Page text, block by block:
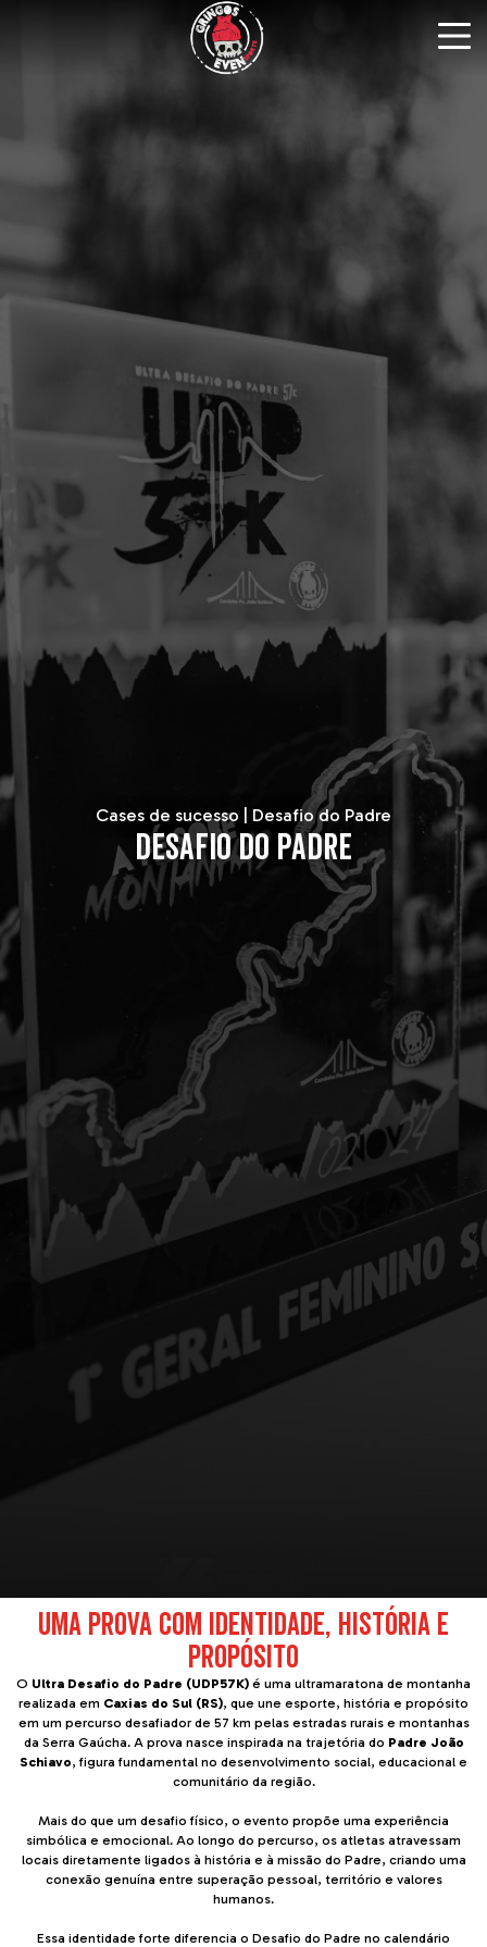
Cases de sucesso | Desafio do Padre
DESAFIO DO PADRE
UMA PROVA COM IDENTIDADE, HISTÓRIA E
PROPÓSITO
O Ultra Desafio do Padre (UDP57K) é uma ultramaratona de montanha
realizada em Caxias do Sul (RS), que une esporte, história e propósito
em um percurso desafiador de 57 km pelas estradas rurais e montanhas
da Serra Gaúcha. A prova nasce inspirada na trajetória do Padre João
Schiavo, figura fundamental no desenvolvimento social, educacional e
comunitário da região.
Mais do que um desafio físico, o evento propõe uma experiência
simbólica e emocional. Ao longo do percurso, os atletas atravessam
locais diretamente ligados à história e à missão do Padre, criando uma
conexão genuína entre superação pessoal, território e valores
humanos.
Essa identidade forte diferencia o Desafio do Padre no calendário